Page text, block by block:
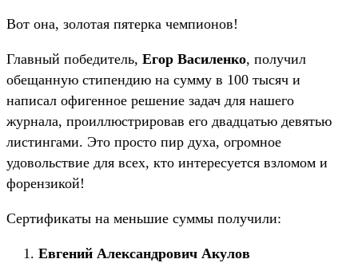
Вот она, золотая пятерка чемпионов!
Главный победитель, Егор Василенко, получил
обещанную стипендию на сумму в 100 тысяч и
написал офигенное решение задач для нашего
журнала, проиллюстрировав его двадцатью девятью
листингами. Это просто пир духа, огромное
удовольствие для всех, кто интересуется взломом и
форензикой!
Сертификаты на меньшие суммы получили:
Евгений Александрович Акулов